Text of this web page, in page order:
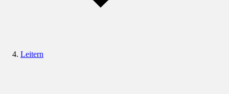
Leitern